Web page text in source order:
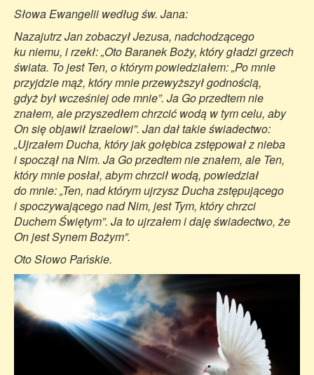
Słowa Ewangelii według św. Jana:
Nazajutrz Jan zobaczył Jezusa, nadchodzącego
ku niemu, i rzekł: „Oto Baranek Boży, który gładzi grzech
świata. To jest Ten, o którym powiedziałem: „Po mnie
przyjdzie mąż, który mnie przewyższył godnością,
gdyż był wcześniej ode mnie”. Ja Go przedtem nie
znałem, ale przyszedłem chrzcić wodą w tym celu, aby
On się objawił Izraelowi”. Jan dał takie świadectwo:
„Ujrzałem Ducha, który jak gołębica zstępował z nieba
i spoczął na Nim. Ja Go przedtem nie znałem, ale Ten,
który mnie posłał, abym chrzcił wodą, powiedział
do mnie: „Ten, nad którym ujrzysz Ducha zstępującego
i spoczywającego nad Nim, jest Tym, który chrzci
Duchem Świętym”. Ja to ujrzałem i daję świadectwo, że
On jest Synem Bożym”.
Oto Słowo Pańskie.